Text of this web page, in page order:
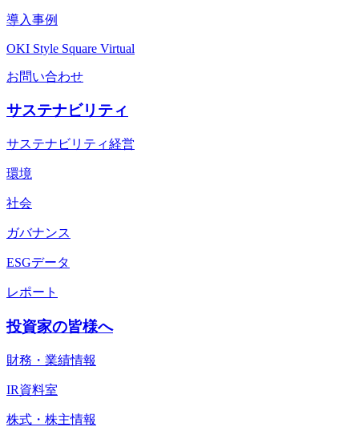
導入事例
OKI Style Square Virtual
お問い合わせ
サステナビリティ
サステナビリティ経営
環境
社会
ガバナンス
ESGデータ
レポート
投資家の皆様へ
財務・業績情報
IR資料室
株式・株主情報